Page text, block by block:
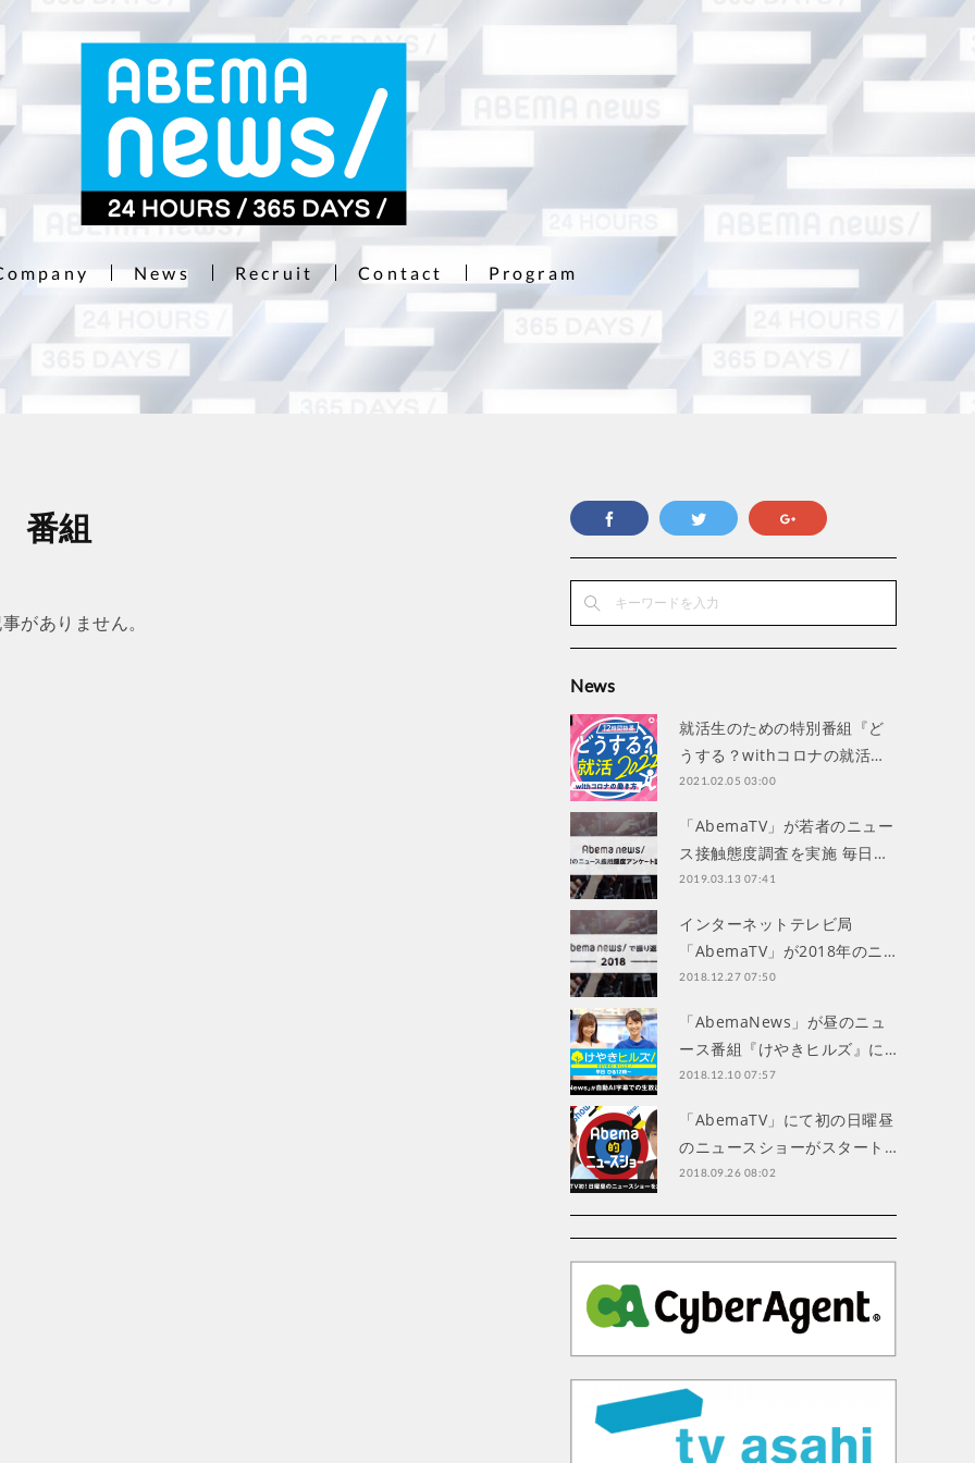
News Recruit Contact Program
番組
がありません。
News
就活生のための特別番組『ど
うする？withコロナの就活…
2021.02.05 03:00
「AbemaTV」が若者のニュー
ス接触態度調査を実施 毎日…
2019.03.13 07:41
インターネットテレビ局
「AbemaTV」が2018年のニ…
2018.12.27 07:50
「AbemaNews」が昼のニュ
ース番組『けやきヒルズ』に…
2018.12.10 07:57
「AbemaTV」にて初の日曜昼
のニュースショーがスタート…
2018.09.26 08:02